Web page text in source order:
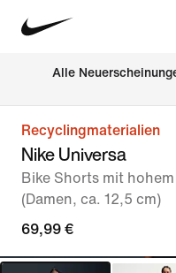
Alle
Recyclingmaterialien
Nike Universa
Bike Shorts mit
(Damen, ca. 12,5 cm)
69,99 €